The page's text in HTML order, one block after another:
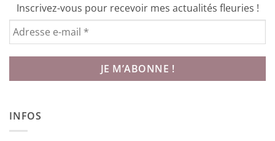
Inscrivez-vous pour recevoir mes actualités fleuries !
INFOS